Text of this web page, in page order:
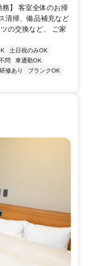
】 客室全体のお掃
清掃、備品補充など
の交換など、 ご家
土日祝のみOK
問
車通勤OK
研修あり
ブランクOK